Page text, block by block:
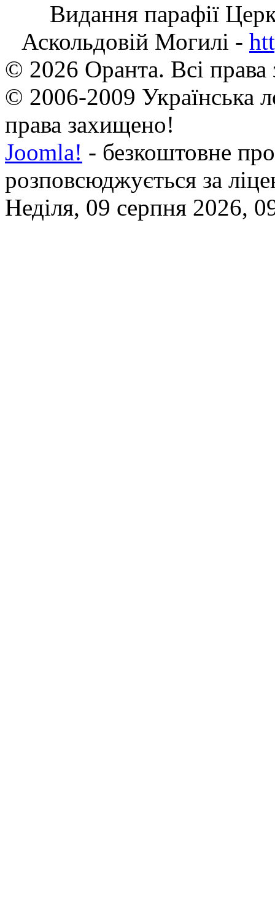
Видання парафії
Аскольдовій Могилі -
© 2026 Оранта. Всі
© 2006-2009 Українська
права захищено!
Joomla! - безкоштовне
розповсюджується за
Неділя, 09 серпня 2026,